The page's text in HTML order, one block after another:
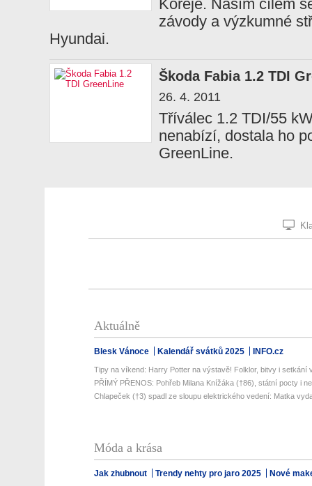
Koreje. Naším cílem
závody a výzkumné
Hyundai.
Škoda Fabia 1.2 TDI
26. 4. 2011
Tříválec 1.2 TDI/55
nenabízí, dostala ho
GreenLine.
Aktuálně
Blesk Vánoce Kalendář svátků 2025 INFO.cz
Tipy na víkend: Harry Potter na výstavě! Folklor, bitvy i setkání
PŘÍMÝ PŘENOS: Pohřeb Milana Knížáka (†86), státní pocty i
Chlapeček (†3) spadl ze sloupu elektrického vedení: Matka
Móda a krása
Jak zhubnout Trendy nehty pro jaro 2025 Nové